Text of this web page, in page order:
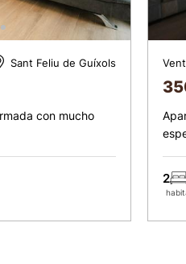
Sant Feliu de Guíxols
con mucho
2